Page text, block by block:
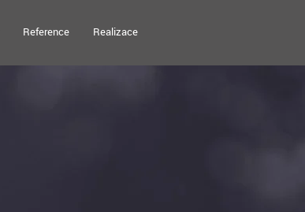
Reference Realizace